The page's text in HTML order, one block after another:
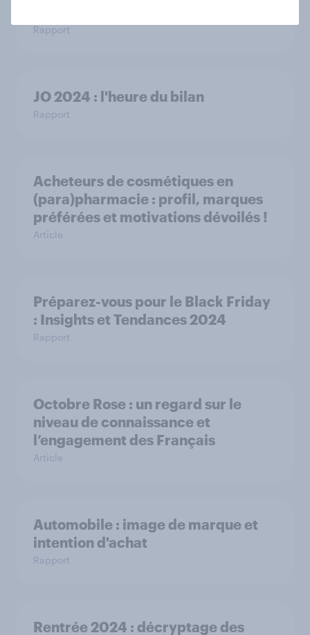
Rapport
JO 2024 : l'heure du bilan
Rapport
Acheteurs de cosmétiques en
(para)pharmacie : profil, marques
préférées et motivations dévoilés !
Article
Préparez-vous pour le Black Friday
: Insights et Tendances 2024
Rapport
Octobre Rose : un regard sur le
niveau de connaissance et
l’engagement des Français
Article
Automobile : image de marque et
intention d'achat
Rapport
Rentrée 2024 : décryptage des